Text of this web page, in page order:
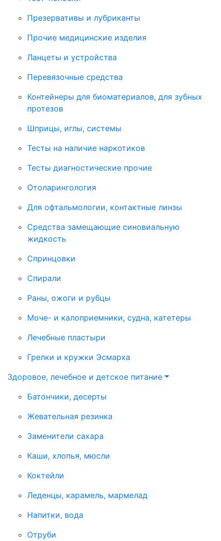
Презервативы и лубриканты
Прочие медицинские изделия
Ланцеты и устройства
Перевязочные средства
Контейнеры для биоматериалов, для зубных
протезов
Шприцы, иглы, системы
Тесты на наличие наркотиков
Тесты диагностические прочие
Отоларингология
Для офтальмологии, контактные линзы
Средства замещающие синовиальную
жидкость
Спринцовки
Спирали
Раны, ожоги и рубцы
Моче- и калоприемники, судна, катетеры
Лечебные пластыри
Грелки и кружки Эсмарха
Здоровое, лечебное и детское питание
Батончики, десерты
Жевательная резинка
Заменители сахара
Каши, хлопья, мюсли
Коктейли
Леденцы, карамель, мармелад
Напитки, вода
Отруби